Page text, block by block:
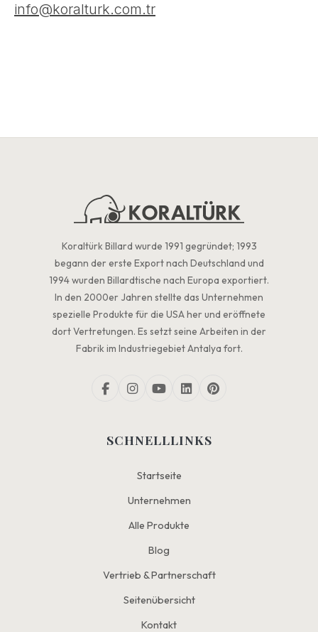
info@koralturk.com.tr
Koraltürk Billard wurde 1991 gegründet; 1993
begann der erste Export nach Deutschland und
1994 wurden Billardtische nach Europa exportiert.
In den 2000er Jahren stellte das Unternehmen
spezielle Produkte für die USA her und eröffnete
dort Vertretungen. Es setzt seine Arbeiten in der
Fabrik im Industriegebiet Antalya fort.
SCHNELLLINKS
Startseite
Unternehmen
Alle Produkte
Blog
Vertrieb & Partnerschaft
Seitenübersicht
Kontakt